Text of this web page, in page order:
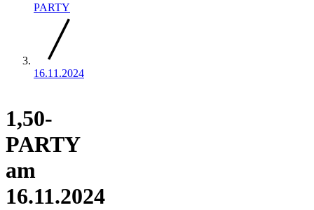
PARTY
16.11.2024
1,50-
PARTY
am
16.11.2024